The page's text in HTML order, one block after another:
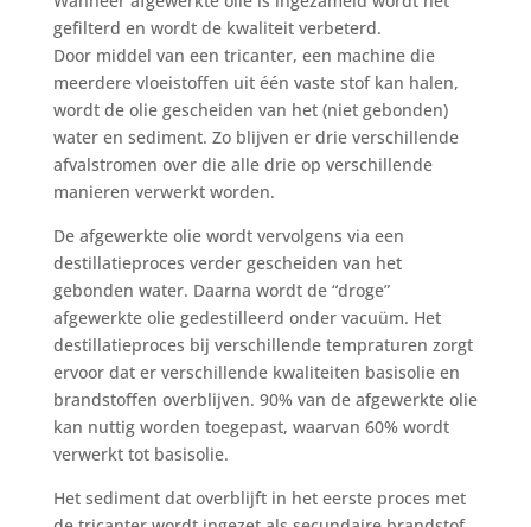
gefilterd en wordt de kwaliteit verbeterd.
Door middel van een tricanter, een machine die
meerdere vloeistoffen uit één vaste stof kan halen,
wordt de olie gescheiden van het (niet gebonden)
water en sediment. Zo blijven er drie verschillende
afvalstromen over die alle drie op verschillende
manieren verwerkt worden.
De afgewerkte olie wordt vervolgens via een
destillatieproces verder gescheiden van het
gebonden water. Daarna wordt de “droge”
afgewerkte olie gedestilleerd onder vacuüm. Het
destillatieproces bij verschillende tempraturen zorgt
ervoor dat er verschillende kwaliteiten basisolie en
brandstoffen overblijven. 90% van de afgewerkte olie
kan nuttig worden toegepast, waarvan 60% wordt
verwerkt tot basisolie.
Het sediment dat overblijft in het eerste proces met